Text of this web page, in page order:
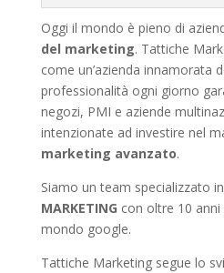
Oggi il mondo è pieno di
del marketing. Tattiche
come un’azienda innamorata
professionalità ogni giorno
negozi, PMI e aziende
intenzionate ad investire nel
marketing avanzato.
Siamo un team specializzato in
MARKETING con oltre 10 anni
mondo google.
Tattiche Marketing segue lo